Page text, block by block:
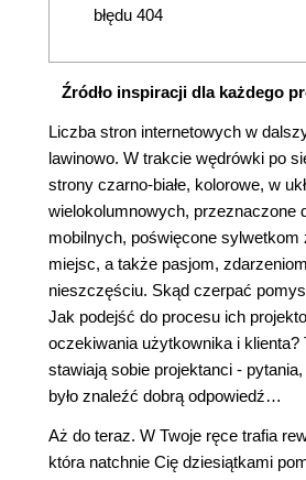
błędu 404
Źródło inspiracji dla każdego
Liczba stron internetowych w
lawinowo. W trakcie wędrówki po
strony czarno-białe, kolorowe, w
wielokolumnowych, przeznaczone
mobilnych, poświęcone sylwetkom
miejsc, a także pasjom,
nieszczęściu. Skąd czerpać
Jak podejść do procesu ich
oczekiwania użytkownika i klienta?
stawiają sobie projektanci -
było znaleźć dobrą odpowiedź…
Aż do teraz. W Twoje ręce trafia
która natchnie Cię dziesiątkami